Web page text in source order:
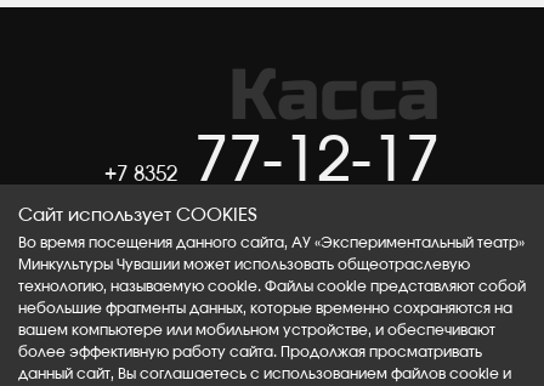
Касса
+7 8352 77-12-17
ТЕЛЕГРАМ
ОК RUTUBE
Сайт использует COOKIES
Во время посещения данного сайта, АУ «Экспериментальный театр»
Минкультуры Чувашии может использовать общеотраслевую
технологию, называемую cookie. Файлы cookie представляют собой
небольшие фрагменты данных, которые временно сохраняются на
вашем компьютере или мобильном устройстве, и обеспечивают
более эффективную работу сайта. Продолжая просматривать
данный сайт, Вы соглашаетесь с использованием файлов cookie и